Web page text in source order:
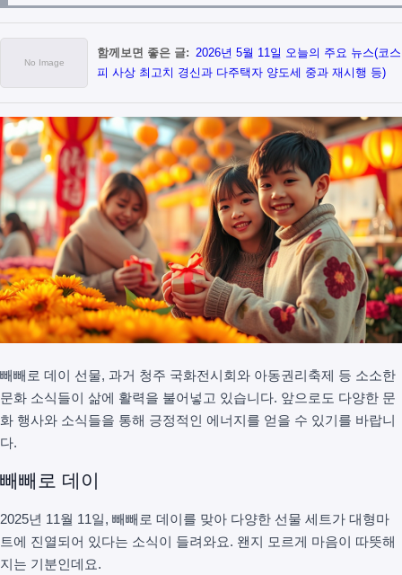
함께보면 좋은 글: 2026년 5월 11일 오늘의 주요 뉴스(코스
피 사상 최고치 경신과 다주택자 양도세 중과 재시행 등)
빼빼로 데이 선물, 과거 청주 국화전시회와 아동권리축제 등 소소한
문화 소식들이 삶에 활력을 불어넣고 있습니다. 앞으로도 다양한 문
화 행사와 소식들을 통해 긍정적인 에너지를 얻을 수 있기를 바랍니
다.
빼빼로 데이
2025년 11월 11일, 빼빼로 데이를 맞아 다양한 선물 세트가 대형마
트에 진열되어 있다는 소식이 들려와요. 왠지 모르게 마음이 따뜻해
지는 기분인데요.